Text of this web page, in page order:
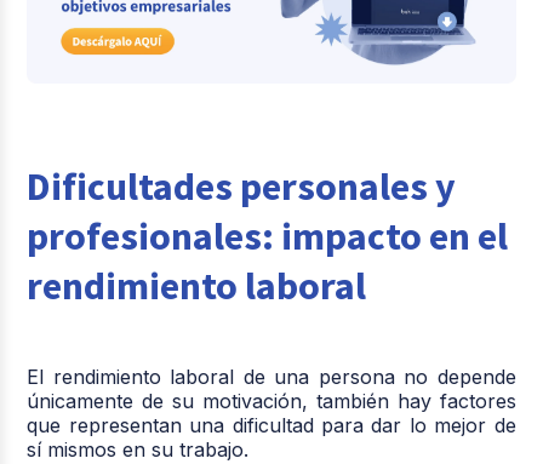
Dificultades personales y
profesionales: impacto en el
rendimiento laboral
El rendimiento laboral de una persona no depende
únicamente de su motivación, también hay factores
que representan una dificultad para dar lo mejor de
sí mismos en su trabajo.